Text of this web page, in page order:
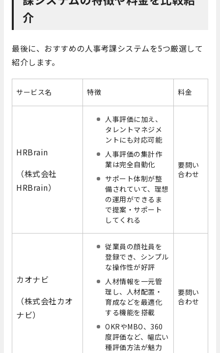
介
最後に、おすすめの人事考課システムを5つ厳選して
紹介します。
サービス名 特徴 料金
HRBrain
（株式会社
HRBrain）
人事評価に加え、
タレントマネジメ
ントにも対応可能
人事評価の集計作
業は完全自動化
サポート体制が整
備されていて、理想
の運用ができるま
で提案・サポート
してくれる
要問い
合わせ
カオナビ
（株式会社カオ
ナビ）
従業員の顔社員を
登録でき、シンプル
な操作性が好評
人材情報を一元管
理し、人材配置・
育成などを最適化
する機能を搭載
OKRやMBO、360
度評価など、幅広い
種評価方法が魅力
要問い
合わせ